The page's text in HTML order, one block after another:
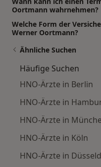
Oortmann wahrnehmen?
Welche Form der
Werner Oortmann?
Ähnliche Suchen
Häufige Suchen
HNO-Ärzte in Berlin
HNO-Ärzte in
HNO-Ärzte in
HNO-Ärzte in Köln
HNO-Ärzte in